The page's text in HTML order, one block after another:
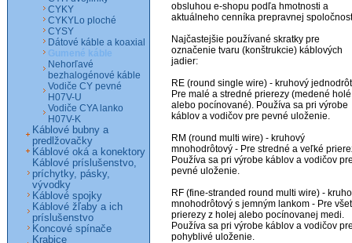
obsluhou e-shopu podľa hmotnosti a
aktuálneho cenníka prepravnej
Najčastejšie používané skratky pre
označenie tvaru (konštrukcie) káblových
jadier:
RE (round single wire) - kruhový
Pre malé a stredné prierezy (medené holé
alebo pocínované). Používa sa pri výrobe
káblov a vodičov pre pevné uloženie.
RM (round multi wire) - kruhový
mnohodrôtový - Pre stredné a veľké
Používa sa pri výrobe káblov a vodičov
pevné uloženie.
RF (fine-stranded round multi wire) -
mnohodrôtový s jemným lankom - Pre
prierezy z holej alebo pocínovanej medi.
Používa sa pri výrobe káblov a vodičov
pohyblivé uloženie.
CYKY
CYKYLo ploché
CYSY
Dátové káble a koaxial
Gumené káble
Nehorľavé
bezhalogénové káble
Vodiče CY pevné
H07V-U
Vodiče CYA lanko
H07V-K
Káblové bubny a
predlžovačky
Káblové oká a konektory
Káblové príslušenstvo,
príchytky, pásky,
vývodky
Káblové spojky
Káblové žľaby a ich
príslušenstvo
Koncové spínače
Krabice